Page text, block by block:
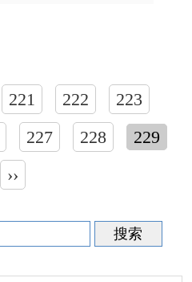
221 222
223
227 228
229
››